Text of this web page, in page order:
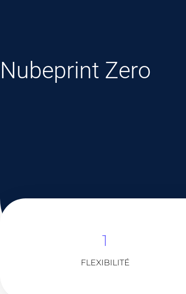
Nubeprint Zero
1
FLEXIBILITÉ